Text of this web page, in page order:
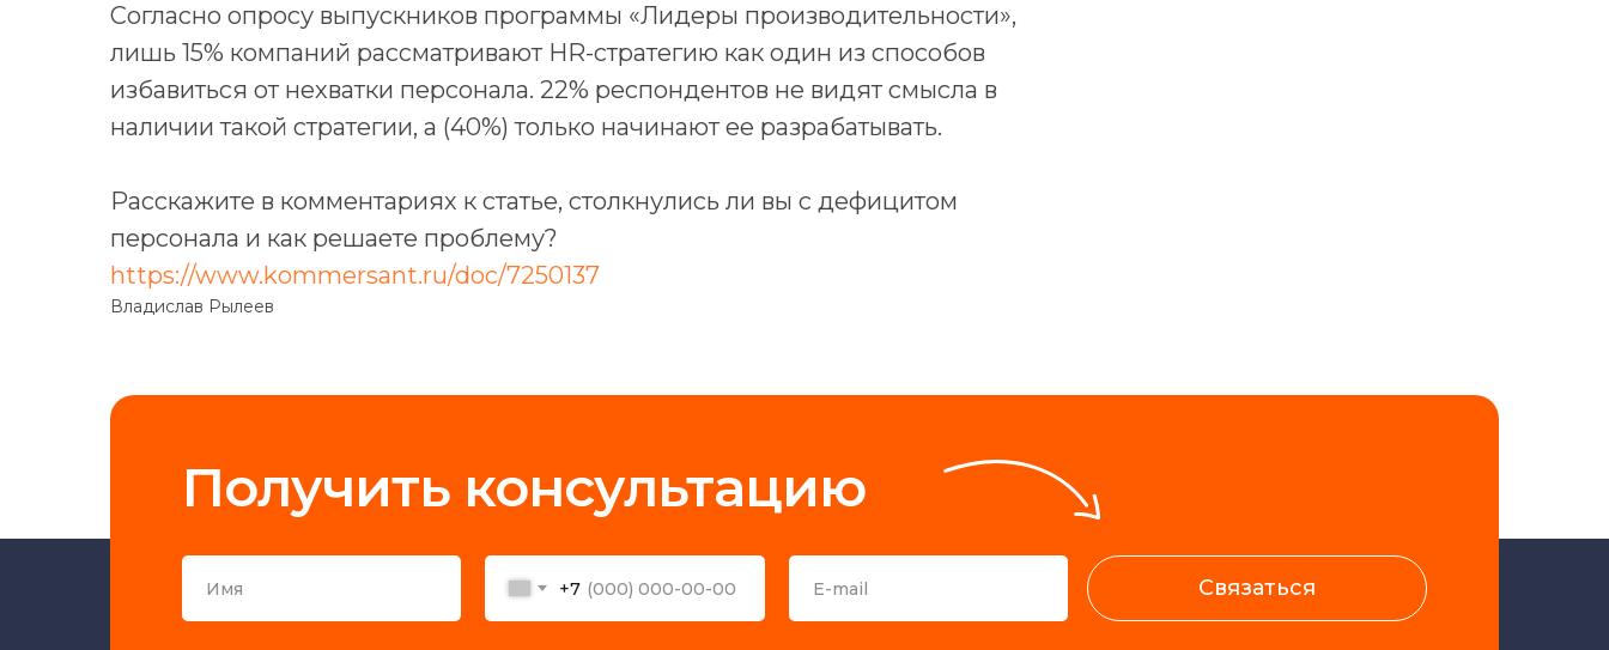
Согласно опросу выпускников программы «Лидеры производительности»,
лишь 15% компаний рассматривают HR-стратегию как один из способов
избавиться от нехватки персонала. 22% респондентов не видят смысла в
наличии такой стратегии, а (40%) только начинают ее разрабатывать.
Расскажите в комментариях к статье, столкнулись ли вы с дефицитом
персонала и как решаете проблему?
https://www.kommersant.ru/doc/7250137
Владислав Рылеев
Получить консультацию
+7 Связаться